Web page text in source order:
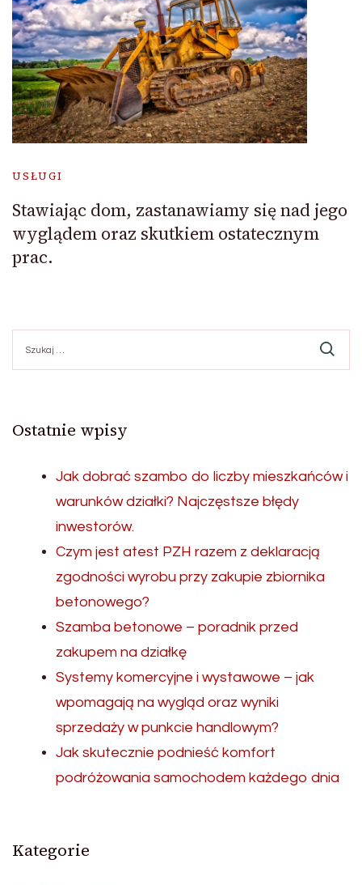
USŁUGI
Stawiając dom, zastanawiamy się nad jego
wyglądem oraz skutkiem ostatecznym
prac.
Ostatnie wpisy
Jak dobrać szambo do liczby mieszkańców i
warunków działki? Najczęstsze błędy
inwestorów.
Czym jest atest PZH razem z deklaracją
zgodności wyrobu przy zakupie zbiornika
betonowego?
Szamba betonowe – poradnik przed
zakupem na działkę
Systemy komercyjne i wystawowe – jak
wpomagają na wygląd oraz wyniki
sprzedaży w punkcie handlowym?
Jak skutecznie podnieść komfort
podróżowania samochodem każdego dnia
Kategorie